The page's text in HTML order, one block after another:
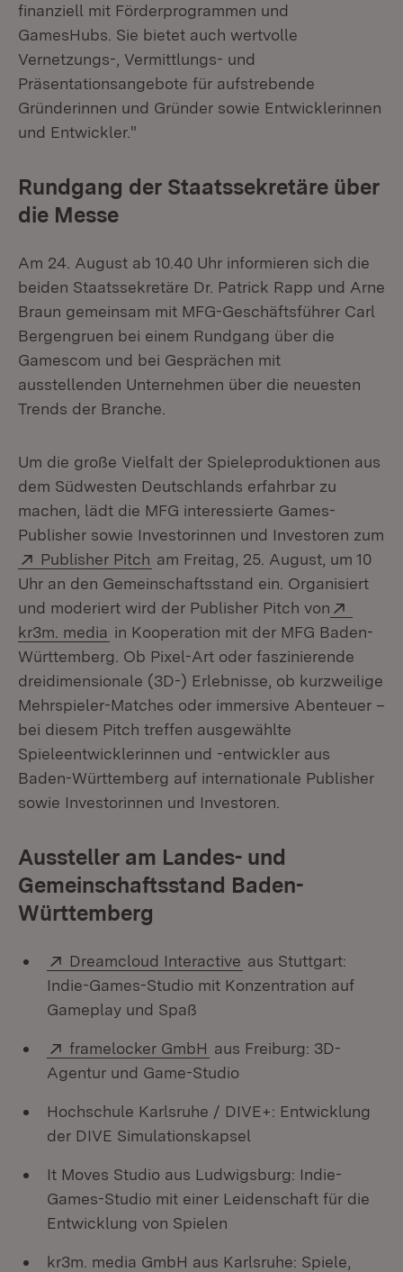
finanziell mit Förderprogrammen und
GamesHubs. Sie bietet auch wertvolle
Vernetzungs-, Vermittlungs- und
Präsentationsangebote für aufstrebende
Gründerinnen und Gründer sowie Entwicklerinnen
und Entwickler."
Rundgang der Staatssekretäre über
die Messe
Am 24. August ab 10.40 Uhr informieren sich die
beiden Staatssekretäre Dr. Patrick Rapp und Arne
Braun gemeinsam mit MFG-Geschäftsführer Carl
Bergengruen bei einem Rundgang über die
Gamescom und bei Gesprächen mit
ausstellenden Unternehmen über die neuesten
Trends der Branche.
Um die große Vielfalt der Spieleproduktionen aus
dem Südwesten Deutschlands erfahrbar zu
machen, lädt die MFG interessierte Games-
Publisher sowie Investorinnen und Investoren zum
Extern:
Publisher Pitch (Öffnet in neuem Fenster)
am Freitag, 25. August, um 10
Uhr an den Gemeinschaftsstand ein. Organisiert
und moderiert wird der Publisher Pitch von
kr3m. media (Öffnet in neuem Fenster)
in Kooperation mit der MFG Baden-
Württemberg. Ob Pixel-Art oder faszinierende
dreidimensionale (3D-) Erlebnisse, ob kurzweilige
Mehrspieler-Matches oder immersive Abenteuer –
bei diesem Pitch treffen ausgewählte
Spieleentwicklerinnen und -entwickler aus
Baden-Württemberg auf internationale Publisher
sowie Investorinnen und Investoren.
Aussteller am Landes- und
Gemeinschaftsstand Baden-
Württemberg
Extern:
Dreamcloud Interactive (Öffnet in neuem
aus Stuttgart:
Indie-Games-Studio mit Konzentration auf
Gameplay und Spaß
Extern:
framelocker GmbH (Öffnet in neuem Fenster)
aus Freiburg: 3D-
Agentur und Game-Studio
Hochschule Karlsruhe / DIVE+: Entwicklung
der DIVE Simulationskapsel
It Moves Studio aus Ludwigsburg: Indie-
Games-Studio mit einer Leidenschaft für die
Entwicklung von Spielen
kr3m. media GmbH aus Karlsruhe: Spiele,